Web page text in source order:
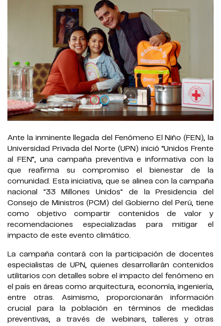
Ante la inminente llegada del Fenómeno El Niño (FEN), la
Universidad Privada del Norte (UPN) inició “Unidos Frente
al FEN”, una campaña preventiva e informativa con la
que reafirma su compromiso el bienestar de la
comunidad. Esta iniciativa, que se alinea con la campaña
nacional "33 Millones Unidos" de la Presidencia del
Consejo de Ministros (PCM) del Gobierno del Perú, tiene
como objetivo compartir contenidos de valor y
recomendaciones especializadas para mitigar el
impacto de este evento climático.
La campaña contará con la participación de docentes
especialistas de UPN, quienes desarrollarán contenidos
utilitarios con detalles sobre el impacto del fenómeno en
el país en áreas como arquitectura, economía, ingeniería,
entre otras. Asimismo, proporcionarán información
crucial para la población en términos de medidas
preventivas, a través de webinars, talleres y otras